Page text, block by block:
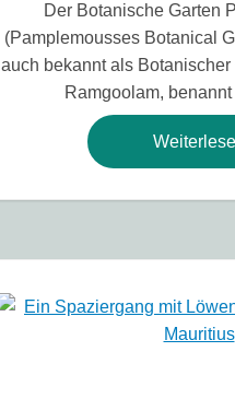
Der Botanische Garten
(Pamplemousses Botanical
auch bekannt als
Ramgoolam,